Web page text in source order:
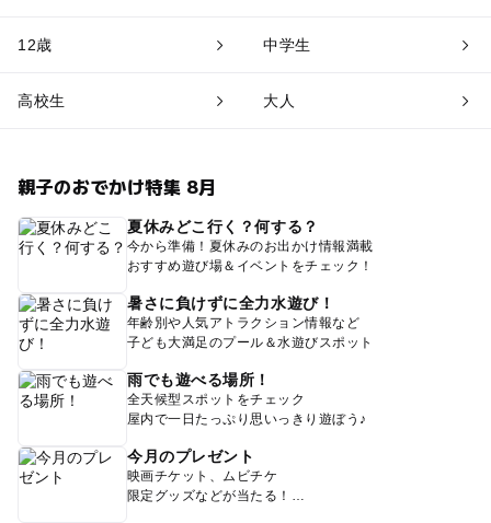
12歳 中学生
高校生 大人
親子のおでかけ特集 8月
夏休みどこ行く？何する？
今から準備！夏休みのお出かけ情報満載
おすすめ遊び場＆イベントをチェック！
暑さに負けずに全力水遊び！
年齢別や人気アトラクション情報など
子ども大満足のプール＆水遊びスポット
雨でも遊べる場所！
全天候型スポットをチェック
屋内で一日たっぷり思いっきり遊ぼう♪
今月のプレゼント
映画チケット、ムビチケ
限定グッズなどが当たる！